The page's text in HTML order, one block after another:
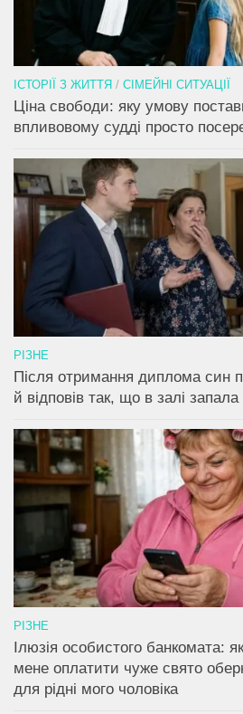
ІСТОРІЇ З ЖИТТЯ / СІМЕЙНІ СИТУАЦІЇ
Ціна свободи: яку умову
впливовому судді просто
РІЗНЕ
Після отримання диплома син
й відповів так, що в залі
РІЗНЕ
Ілюзія особистого банкомата:
мене оплатити чуже свято
для рідні мого чоловіка